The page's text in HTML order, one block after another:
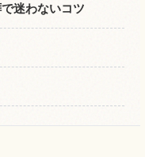
迷わないコツ